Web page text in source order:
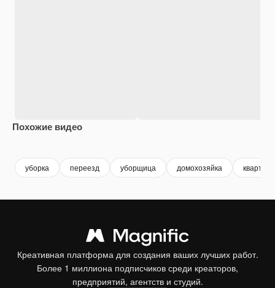
Похожие видео
уборка переезд уборщица домохозяйка квартира
Креативная платформа для создания ваших лучших работ.
Более 1 миллиона подписчиков среди креаторов,
предприятий, агентств и студий.